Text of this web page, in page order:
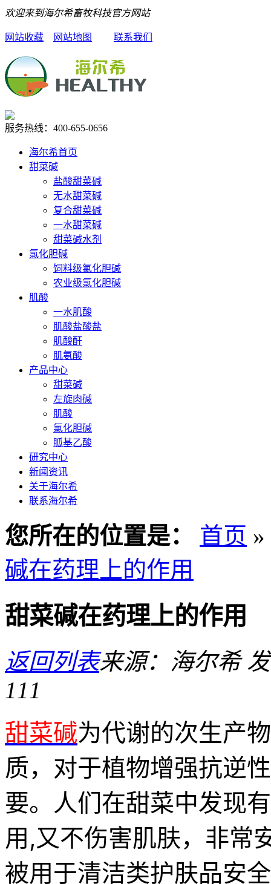
欢迎来到海尔希畜牧科技官方网站
网站收藏 网站地图 联系我们
服务热线： 400-655-0656
海尔希首页
甜菜碱
盐酸甜菜碱
无水甜菜碱
复合甜菜碱
一水甜菜碱
甜菜碱水剂
氯化胆碱
饲料级氯化胆碱
农业级氯化胆碱
肌酸
一水肌酸
肌酸盐酸盐
肌酸酐
肌氨酸
产品中心
甜菜碱
左旋肉碱
肌酸
氯化胆碱
胍基乙酸
研究中心
新闻资讯
关于海尔希
联系海尔希
您所在的位置是： 首页 »
碱在药理上的作用
甜菜碱在药理上的作用
返回列表来源：海尔希
111
甜菜碱为代谢的次生产
质，对于植物增强抗逆
要。人们在甜菜中发现
用,又不伤害肌肤，非常
被用于清洁类护肤品安